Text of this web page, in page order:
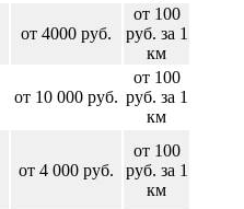
от 4000 руб.
от 100
руб. за 1
км
от 10 000 руб.
от 100
руб. за 1
км
от 4 000 руб.
от 100
руб. за 1
км